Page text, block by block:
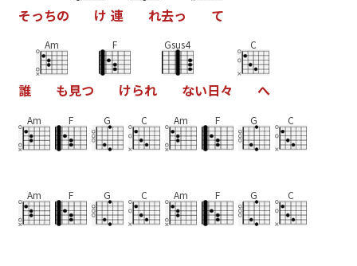
そっちの け 連 れ去っ て
誰
Am
も見つ
F
けられ
Gsus4
ない日々
C
へ
Am F G C Am F G C
Am F G C Am F G C